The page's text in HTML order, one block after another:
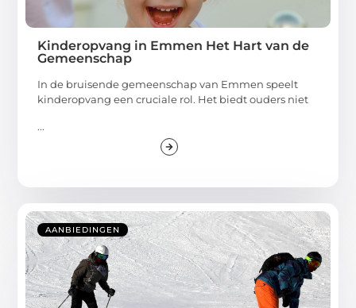
Kinderopvang in Emmen Het Hart van de
Gemeenschap
In de bruisende gemeenschap van Emmen speelt
kinderopvang een cruciale rol. Het biedt ouders niet
...
AANBIEDINGEN